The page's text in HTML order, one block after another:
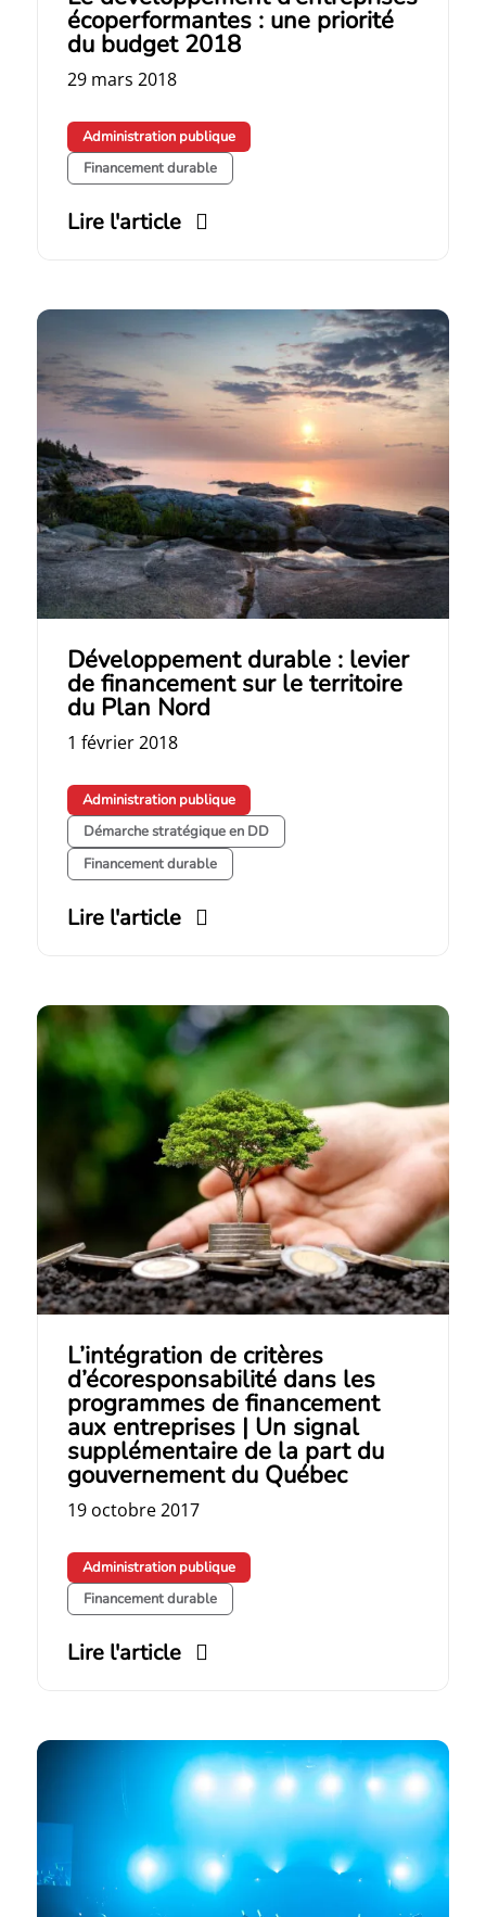
écoperformantes : une priorité
du budget 2018
29 mars 2018
Administration publique
Financement durable
Lire l'article
Développement durable : levier
de financement sur le territoire
du Plan Nord
1 février 2018
Administration publique
Démarche stratégique en DD
Financement durable
Lire l'article
L’intégration de critères
d’écoresponsabilité dans les
programmes de financement
aux entreprises | Un signal
supplémentaire de la part du
gouvernement du Québec
19 octobre 2017
Administration publique
Financement durable
Lire l'article